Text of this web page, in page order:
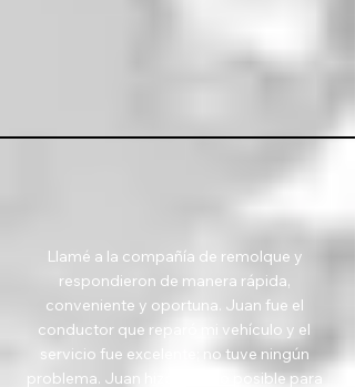
Llamé a la compañía de remolque y
respondieron de manera rápida,
conveniente y oportuna. Juan fue el
conductor que reparó mi vehículo y el
servicio fue excelente; no tuve ningún
problema. Juan hizo todo lo posible para